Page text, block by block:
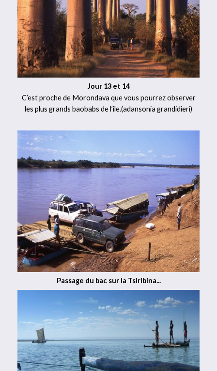
Jour 13 et 14
C’est proche de Morondava que vous pourrez observer
les plus grands baobabs de l’île.(adansonia grandidieri)
Passage du bac sur la Tsiribina...